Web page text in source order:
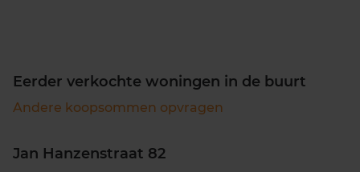
Eerder verkochte woningen in de buurt
Andere koopsommen opvragen
Jan Hanzenstraat 82